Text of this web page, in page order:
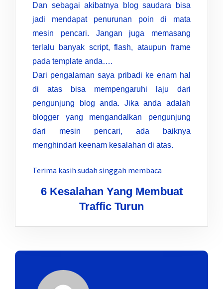
Dan sebagai akibatnya blog saudara bisa
jadi mendapat penurunan poin di mata
mesin pencari. Jangan juga memasang
terlalu banyak script, flash, ataupun frame
pada template anda….
Dari pengalaman saya pribadi ke enam hal
di atas bisa mempengaruhi laju dari
pengunjung blog anda. Jika anda adalah
blogger yang mengandalkan pengunjung
dari mesin pencari, ada baiknya
menghindari keenam kesalahan di atas.
Terima kasih sudah singgah membaca
6 Kesalahan Yang Membuat
Traffic Turun